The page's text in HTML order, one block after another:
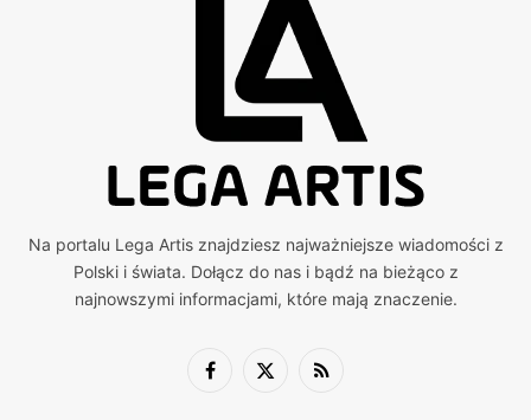
Na portalu Lega Artis znajdziesz najważniejsze wiadomości z
Polski i świata. Dołącz do nas i bądź na bieżąco z
najnowszymi informacjami, które mają znaczenie.
Facebook
X
RSS